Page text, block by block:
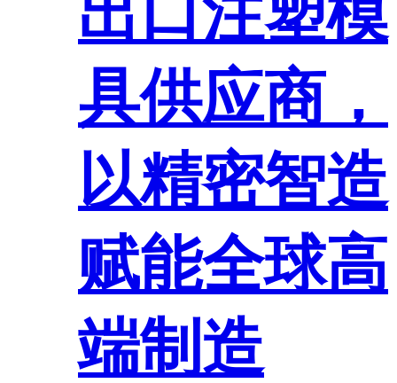
出口注塑模
具供应商，
以精密智造
赋能全球高
端制造